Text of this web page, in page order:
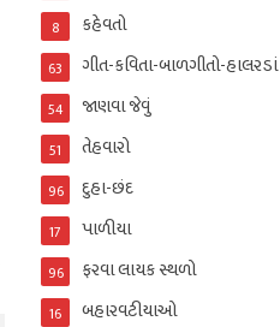
કહેવતો
8
ગીત-કવિતા-બાળગીતો-હાલરડાં
63
જાણવા જેવું
54
તેહવારો
51
દુહા-છંદ
96
પાળીયા
17
ફરવા લાયક સ્થળો
96
બહારવટીયાઓ
16